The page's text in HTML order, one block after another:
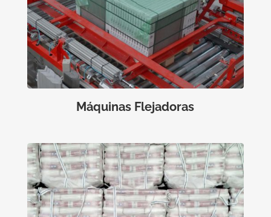
Máquinas Flejadoras